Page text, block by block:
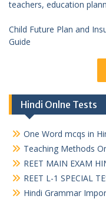
teachers, education
Child Future Plan and
Guide
Hindi Onlne Tests
One Word mcqs in
Teaching Methods
REET MAIN EXAM
REET L-1 SPECIAL
Hindi Grammar